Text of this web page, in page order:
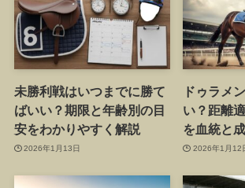
未勝利戦はいつまでに勝て
ばいい？期限と年齢別の目
安をわかりやすく解説
2026年1月13日
ドゥラメ
い？距離
を血統と
2026年1月12